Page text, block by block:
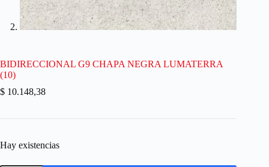
BIDIRECCIONAL G9 CHAPA NEGRA LUMATERRA
(10)
$ 10.148,38
Hay existencias